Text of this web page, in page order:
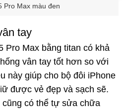
Pro Max màu đen
tay
Pro Max bằng titan có khả
vân tay tốt hơn so với
này giúp cho bộ đôi iPhone
được vẻ đẹp và sạch sẽ.
có thể tự sửa chữa